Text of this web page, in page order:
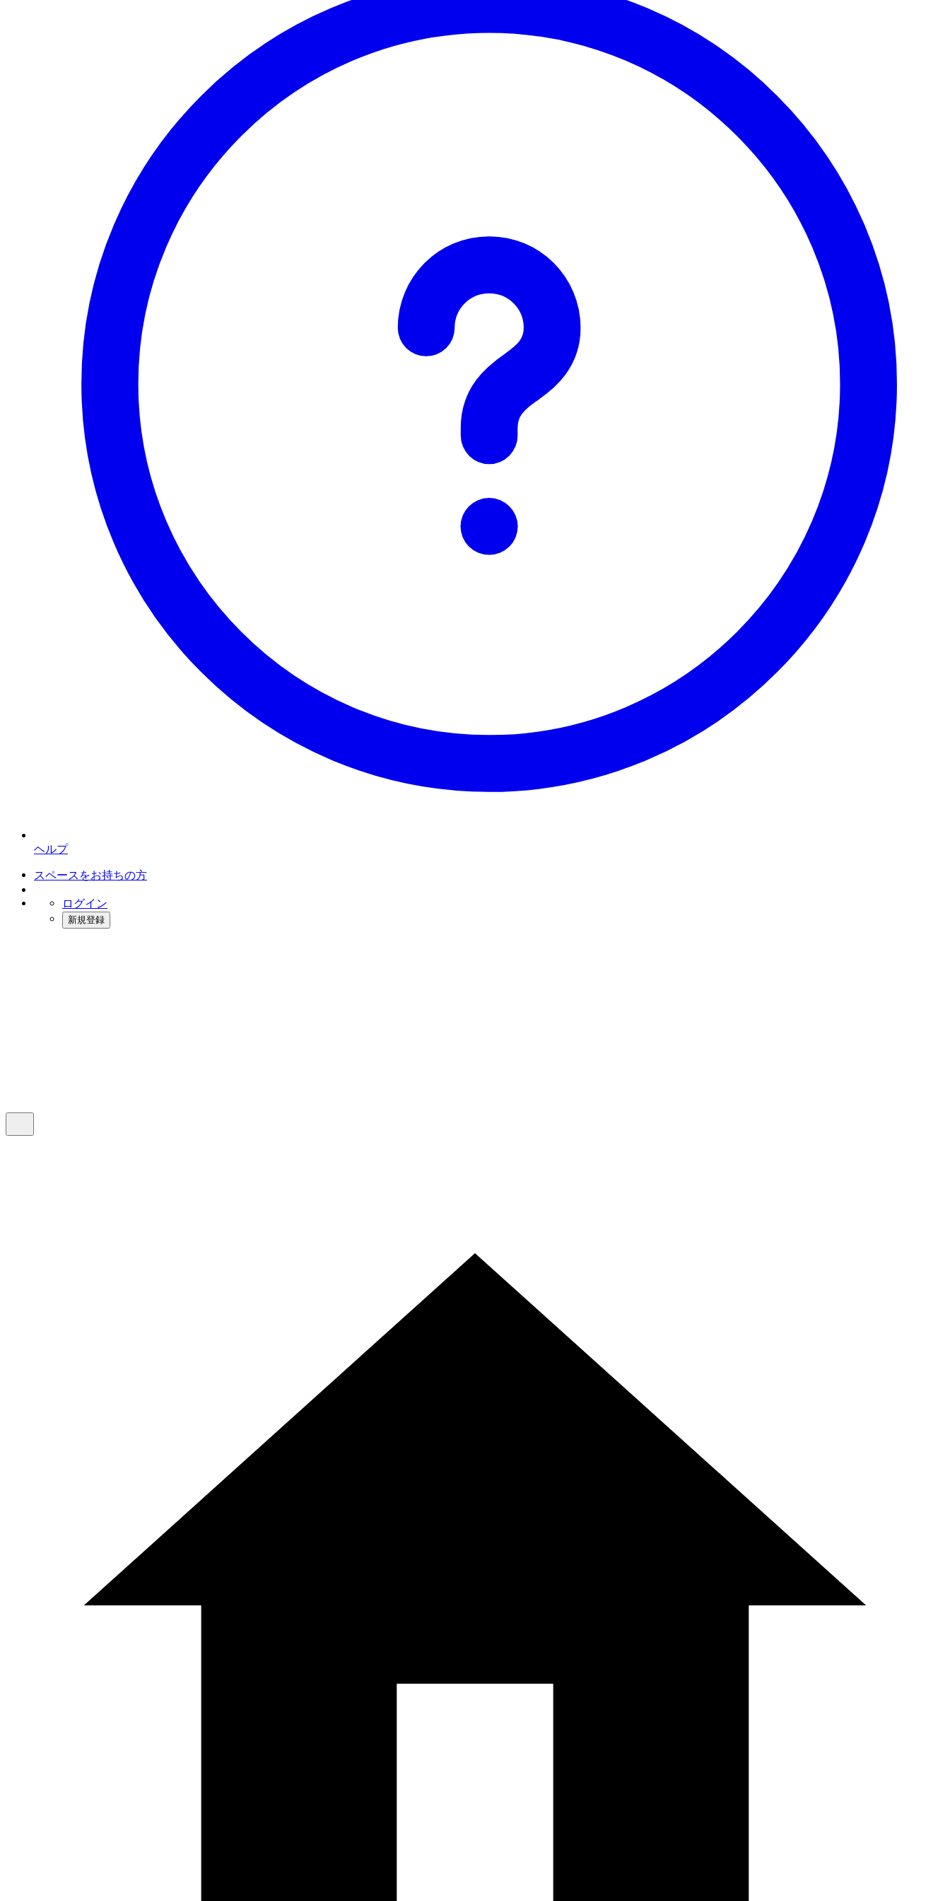
ヘルプ
スペースをお持ちの方
ログイン
新規登録